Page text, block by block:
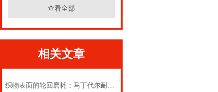
查看全部
相关文章
织物表面的轮回磨耗：马丁代尔耐磨仪在多点轨迹与压力恒定下的耐用叙事